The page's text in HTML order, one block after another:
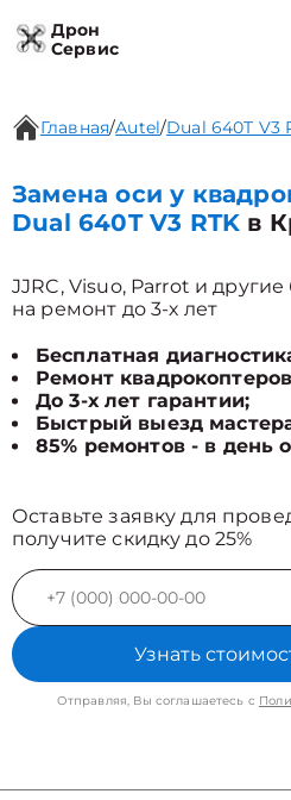
Дрон
Сервис
Главная/Autel/Dual 640T V3
Замена оси у
Dual 640T V3 RTK в
JJRC, Visuo, Parrot и
на ремонт до 3-х лет
Бесплатная
Ремонт
До 3-х лет гарантии;
Быстрый выезд
85% ремонтов - в день
Оставьте заявку для
получите скидку до 25%
Узнать
Отправляя, Вы соглашаетесь с